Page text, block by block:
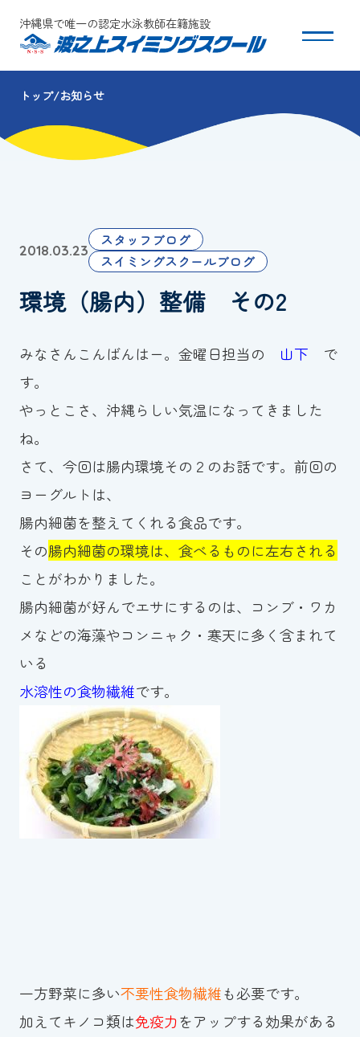
沖縄県で唯一の認定水泳教師在籍施設
スクールについて
コース・クラス紹介
団体会員募集
保護者の方へ
採用情報
お知らせ
波スイタイムズ
お問い合わせ
Tel.098-863-7264
平日 9:00～22:00｜土祝 9:00～21:00
スイミングスクールの
体験申し込みはこちら!
トップ お知らせ
2018.03.23
スタッフブログ
スイミングスクールブログ
環境（腸内）整備 その2
みなさんこんばんはー。金曜日担当の 山下 で
す。
やっとこさ、沖縄らしい気温になってきました
ね。
さて、今回は腸内環境その２のお話です。前回の
ヨーグルトは、
腸内細菌を整えてくれる食品です。
その腸内細菌の環境は、食べるものに左右される
ことがわかりました。
腸内細菌が好んでエサにするのは、コンブ・ワカ
メなどの海藻やコンニャク・寒天に多く含まれて
いる
水溶性の食物繊維です。
一方野菜に多い不要性食物繊維も必要です。
加えてキノコ類は免疫力をアップする効果がある